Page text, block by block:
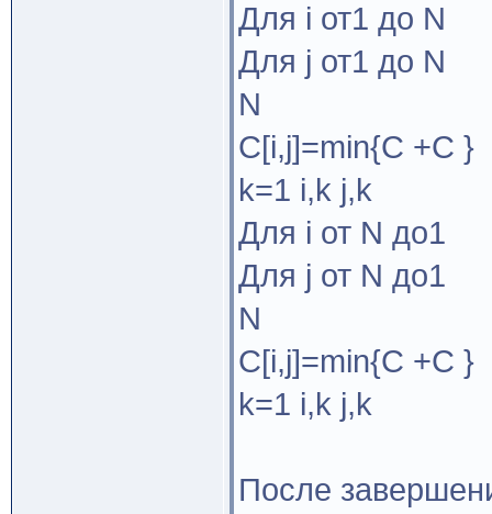
Для i от1 до N
Для j от1 до N
N
С[i,j]=min{С +С }
k=1 i,k j,k
Для i от N до1
Для j от N до1
N
С[i,j]=min{С +С }
k=1 i,k j,k
После